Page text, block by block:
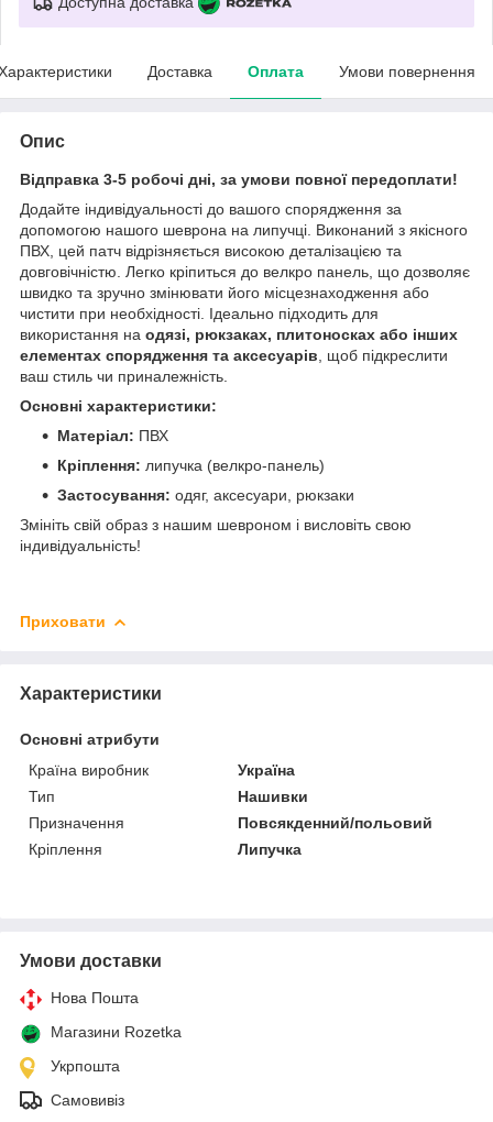
Доставка Оплата Умови повернення
Опис
Відправка 3-5 робочі дні, за умови повної передоплати!
Додайте індивідуальності до вашого спорядження за
допомогою нашого шеврона на липучці. Виконаний з якісного
ПВХ, цей патч відрізняється високою деталізацією та
довговічністю. Легко кріпиться до велкро панель, що дозволяє
швидко та зручно змінювати його місцезнаходження або
чистити при необхідності. Ідеально підходить для
використання на одязі, рюкзаках, плитоносках або інших
елементах спорядження та аксесуарів , щоб підкреслити
ваш стиль чи приналежність.
Основні характеристики:
Матеріал: ПВХ
Кріплення: липучка (велкро-панель)
Застосування: одяг, аксесуари, рюкзаки
Змініть свій образ з нашим шевроном і висловіть свою
індивідуальність!
Приховати
Характеристики
Основні атрибути
Країна виробник
Україна
Тип
Нашивки
Призначення
Повсякденний/польовий
Кріплення
Липучка
Умови доставки
Нова Пошта
Магазини Rozetka
Укрпошта
Самовивіз